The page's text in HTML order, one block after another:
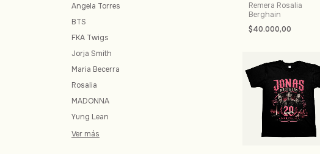
Angela Torres
BTS
FKA Twigs
Jorja Smith
Maria Becerra
Rosalia
MADONNA
Yung Lean
Ver más
Remera Rosalia
Berghain
$40.000,00